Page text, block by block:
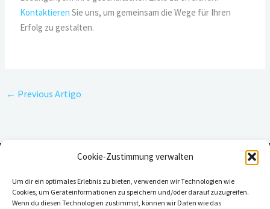
Cookie-Zustimmung verwalten
Um dir ein optimales Erlebnis zu bieten, verwenden wir Technologien wie
Cookies, um Geräteinformationen zu speichern und/oder darauf zuzugreifen.
Wenn du diesen Technologien zustimmst, können wir Daten wie das
Kontaktieren Sie uns, um gemeinsam die Wege für Ihren
Erfolg zu gestalten.
← Previous Artigo